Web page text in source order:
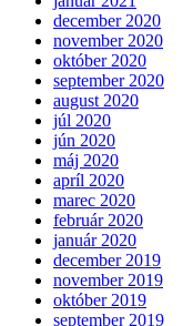
december 2020
november 2020
október 2020
september 2020
august 2020
júl 2020
jún 2020
máj 2020
apríl 2020
marec 2020
február 2020
január 2020
december 2019
november 2019
október 2019
september 2019